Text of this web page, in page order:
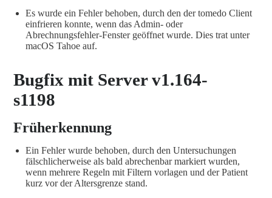
Es wurde ein Fehler behoben, durch den der tomedo Client
einfrieren konnte, wenn das Admin- oder
Abrechnungsfehler-Fenster geöffnet wurde. Dies trat unter
macOS Tahoe auf.
Bugfix mit Server v1.164-
s1198
Früherkennung
Ein Fehler wurde behoben, durch den Untersuchungen
fälschlicherweise als bald abrechenbar markiert wurden,
wenn mehrere Regeln mit Filtern vorlagen und der Patient
kurz vor der Altersgrenze stand.